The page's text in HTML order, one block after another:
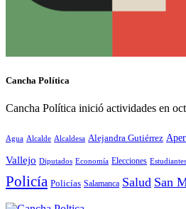
Cancha Política
Cancha Política inició actividades en
Agua Alcalde Alcaldesa Alejandra Gutiérrez
Vallejo Diputados Economía Elecciones Estudiantes
Policía Policías Salamanca Salud San